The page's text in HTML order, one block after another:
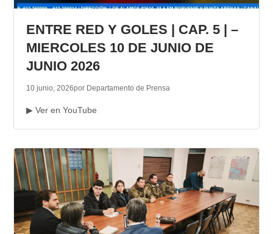
ENTRE RED Y GOLES | CAP. 5 | –
MIERCOLES 10 DE JUNIO DE
JUNIO 2026
10 junio, 2026por Departamento de Prensa
▶ Ver en YouTube